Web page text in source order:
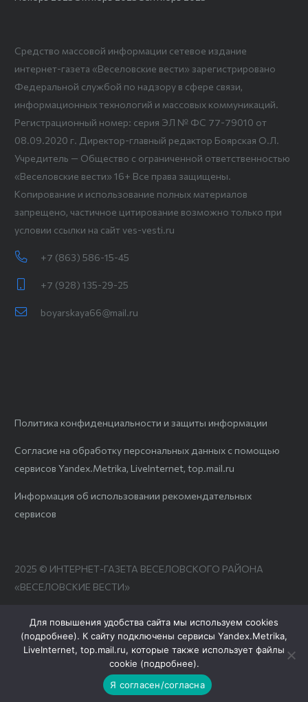
Средство массовой информации сетевое издание
интернет-газета «Веселовские вести» зарегистрировано
Федеральной службой по надзору в сфере связи,
информационных технологий и массовых коммуникаций.
Регистрационный номер: серия ЭЛ № ФС 77-79010 от
08.09.2020 г. Директор-главный редактор Боярская О.Л.
Учредитель — Общество с ограниченной ответственностью
«Веселовские вести» 16+ Все права защищены.
Копирование и использование полных материалов
запрещено, частичное цитирование возможно только при
условии ссылки на сайт ves-vesti.ru
+7 (863) 586-15-45
+7 (928) 135-29-25
boyarskaya66@mail.ru
Политика конфиденциальности и защиты информации
Согласие на обработку персональных данных с помощью
сервисов Yandex.Metrika, LiveInternet, top.mail.ru
Информация об использовании рекомендательных
сервисов
2025 © ИНТЕРНЕТ-ГАЗЕТА ВЕСЕЛОВСКОГО РАЙОНА
«ВЕСЕЛОВСКИЕ ВЕСТИ»
Для повышения удобства сайта мы используем cookies
(подробнее). К сайту подключены сервисы Yandex.Metrika,
LiveInternet, top.mail.ru, которые также использует файлы
cookie (подробнее).
Я согласен/согласна